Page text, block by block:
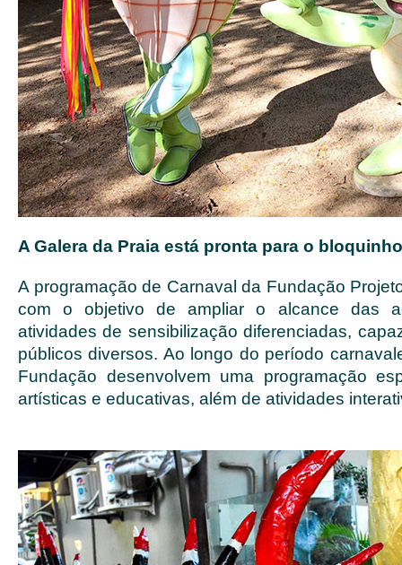
A Galera da Praia está pronta para o
A programação de Carnaval da Fundação
com o objetivo de ampliar o alcance das
atividades de sensibilização diferenciadas,
públicos diversos. Ao longo do período
Fundação desenvolvem uma programação
artísticas e educativas, além de atividades